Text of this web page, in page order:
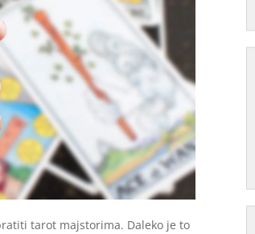
tarot majstorima. Daleko je to